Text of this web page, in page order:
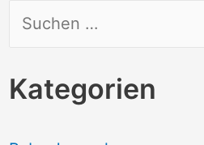
c
Kategorien